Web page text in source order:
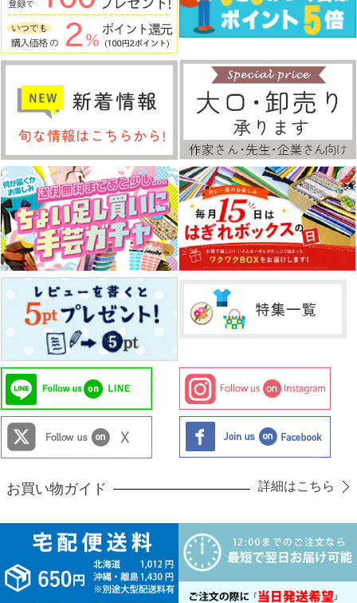
お買い物ガイド 詳細はこちら